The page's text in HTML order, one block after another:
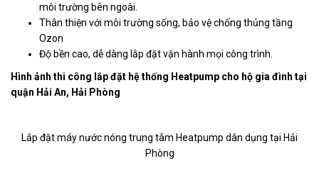
môi trường bên ngoài.
Thân thiện với môi trường sống, bảo vệ chống thủng tầng
Ozon
Độ bền cao, dễ dàng lắp đặt vận hành mọi công trình.
Hình ảnh thi công lắp đặt hệ thống Heatpump cho hộ gia đình tại
quận Hải An, Hải Phòng
Lắp đặt máy nước nóng trung tâm Heatpump dân dụng tại Hải
Phòng